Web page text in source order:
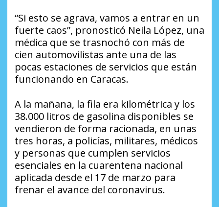
“Si esto se agrava, vamos a entrar en un
fuerte caos”, pronosticó Neila López, una
médica que se trasnochó con más de
cien automovilistas ante una de las
pocas estaciones de servicios que están
funcionando en Caracas.
A la mañana, la fila era kilométrica y los
38.000 litros de gasolina disponibles se
vendieron de forma racionada, en unas
tres horas, a policías, militares, médicos
y personas que cumplen servicios
esenciales en la cuarentena nacional
aplicada desde el 17 de marzo para
frenar el avance del coronavirus.